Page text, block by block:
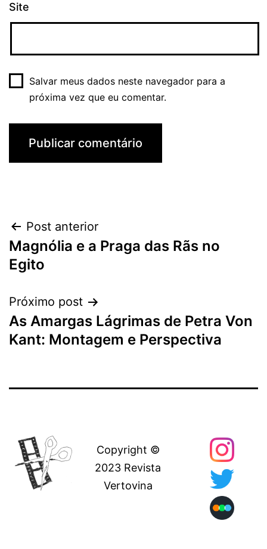
Site
Salvar meus dados neste navegador para a
próxima vez que eu comentar.
Navegação
de
Post anterior
Magnólia e a Praga das Rãs no
Egito
Próximo post
As Amargas Lágrimas de Petra Von
Kant: Montagem e Perspectiva
Copyright ©
2023 Revista
Vertovina